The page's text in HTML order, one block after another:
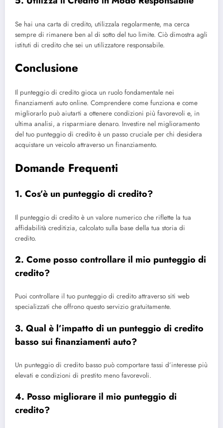
Se hai una carta di credito, utilizzala regolarmente, ma cerca
sempre di rimanere ben al di sotto del tuo limite. Ciò dimostra agli
istituti di credito che sei un utilizzatore responsabile.
Conclusione
Il punteggio di credito gioca un ruolo fondamentale nei
finanziamenti auto online. Comprendere come funziona e come
migliorarlo può aiutarti a ottenere condizioni più favorevoli e, in
ultima analisi, a risparmiare denaro. Investire nel miglioramento
del tuo punteggio di credito è un passo cruciale per chi desidera
acquistare un veicolo attraverso un finanziamento.
Domande Frequenti
1. Cos’è un punteggio di credito?
Il punteggio di credito è un valore numerico che riflette la tua
affidabilità creditizia, calcolato sulla base della tua storia di
credito.
2. Come posso controllare il mio punteggio di
credito?
Puoi controllare il tuo punteggio di credito attraverso siti web
specializzati che offrono questo servizio gratuitamente.
3. Qual è l’impatto di un punteggio di credito
basso sui finanziamenti auto?
Un punteggio di credito basso può comportare tassi d’interesse più
elevati e condizioni di prestito meno favorevoli.
4. Posso migliorare il mio punteggio di
credito?